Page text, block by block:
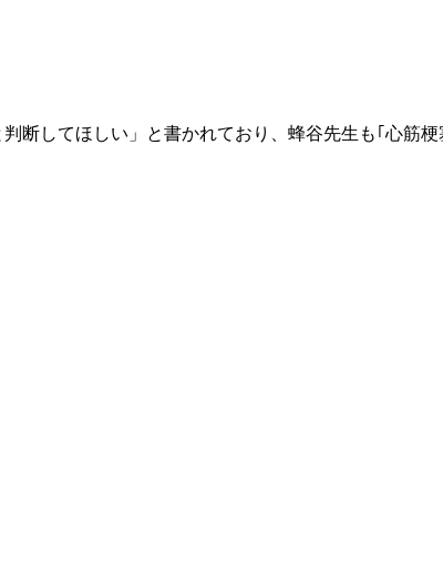
断してほしい」と書かれており、蜂谷先生も｢心筋